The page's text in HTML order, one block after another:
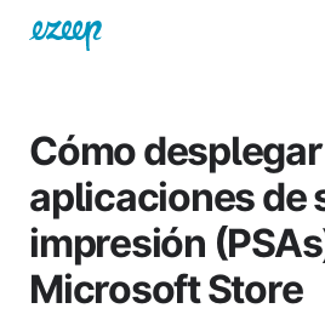
Cómo
aplicaciones de
impresión
Microsoft Store